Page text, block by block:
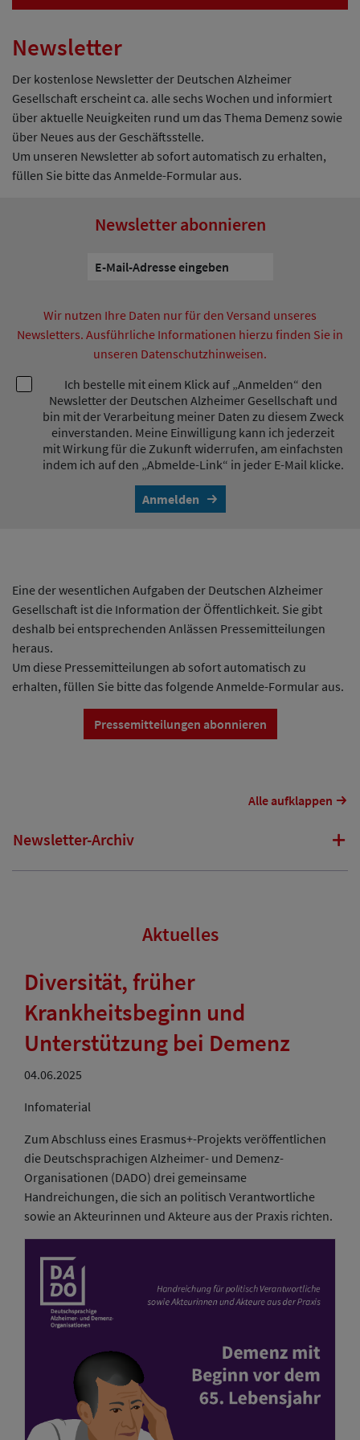
Newsletter
Der kostenlose Newsletter der Deutschen Alzheimer
Gesellschaft erscheint ca. alle sechs Wochen und informiert
über aktuelle Neuigkeiten rund um das Thema Demenz sowie
über Neues aus der Geschäftsstelle.
Um unseren Newsletter ab sofort automatisch zu erhalten,
füllen Sie bitte das Anmelde-Formular aus.
Newsletter abonnieren
Wir nutzen Ihre Daten nur für den Versand unseres
Newsletters. Ausführliche Informationen hierzu finden Sie in
unseren Datenschutzhinweisen.
Ich bestelle mit einem Klick auf „Anmelden“ den
Newsletter der Deutschen Alzheimer Gesellschaft und
bin mit der Verarbeitung meiner Daten zu diesem Zweck
einverstanden. Meine Einwilligung kann ich jederzeit
mit Wirkung für die Zukunft widerrufen, am einfachsten
indem ich auf den „Abmelde-Link“ in jeder E-Mail klicke.
Anmelden
Eine der wesentlichen Aufgaben der Deutschen Alzheimer
Gesellschaft ist die Information der Öffentlichkeit. Sie gibt
deshalb bei entsprechenden Anlässen Pressemitteilungen
heraus.
Um diese Pressemitteilungen ab sofort automatisch zu
erhalten, füllen Sie bitte das folgende Anmelde-Formular aus.
Pressemitteilungen abonnieren
Alle aufklappen
Newsletter-Archiv
Aktuelles
Diversität, früher
Krankheitsbeginn und
Unterstützung bei Demenz
04.06.2025
Infomaterial
Zum Abschluss eines Erasmus+-Projekts veröffentlichen
die Deutschsprachigen Alzheimer- und Demenz-
Organisationen (DADO) drei gemeinsame
Handreichungen, die sich an politisch Verantwortliche
sowie an Akteurinnen und Akteure aus der Praxis richten.